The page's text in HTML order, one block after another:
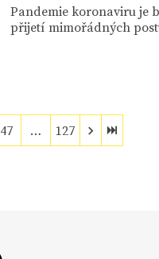
Pandemie koronaviru je
přijetí mimořádných
47 … 127